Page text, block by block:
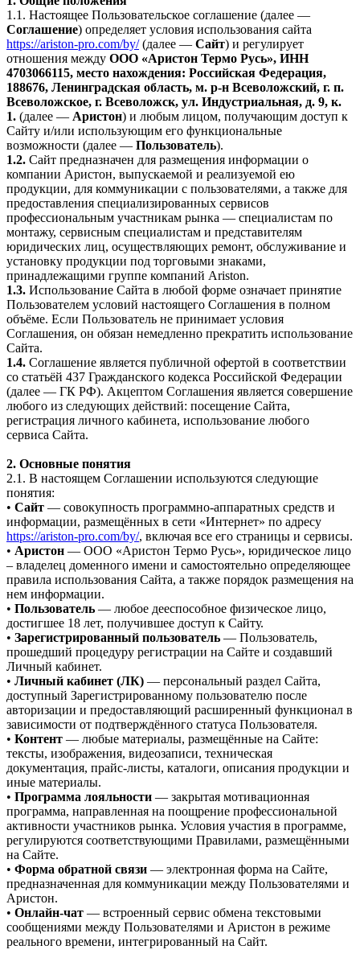
1.1. Настоящее Пользовательское соглашение (далее —
Соглашение) определяет условия использования сайта
https://ariston-pro.com/by/(далее — Сайт) и регулирует
отношения между ООО «Аристон Термо Русь», ИНН
4703066115, место нахождения: Российская Федерация,
188676, Ленинградская область, м. р-н Всеволожский, г. п.
Всеволожское, г. Всеволожск, ул. Индустриальная, д. 9, к.
1. (далее — Аристон) и любым лицом, получающим доступ к
Сайту и/или использующим его функциональные
возможности (далее — Пользователь).
1.2. Сайт предназначен для размещения информации о
компании Аристон, выпускаемой и реализуемой ею
продукции, для коммуникации с пользователями, а также для
предоставления специализированных сервисов
профессиональным участникам рынка — специалистам по
монтажу, сервисным специалистам и представителям
юридических лиц, осуществляющих ремонт, обслуживание и
установку продукции под торговыми знаками,
принадлежащими группе компаний Ariston.
1.3. Использование Сайта в любой форме означает принятие
Пользователем условий настоящего Соглашения в полном
объёме. Если Пользователь не принимает условия
Соглашения, он обязан немедленно прекратить использование
Сайта.
1.4. Соглашение является публичной офертой в соответствии
со статьёй 437 Гражданского кодекса Российской Федерации
(далее — ГК РФ). Акцептом Соглашения является совершение
любого из следующих действий: посещение Сайта,
регистрация личного кабинета, использование любого
сервиса Сайта.
2. Основные понятия
2.1. В настоящем Соглашении используются следующие
понятия:
• Сайт — совокупность программно-аппаратных средств и
информации, размещённых в сети «Интернет» по адресу
https://ariston-pro.com/by/, включая все его страницы и сервисы.
• Аристон — ООО «Аристон Термо Русь», юридическое лицо
– владелец доменного имени и самостоятельно определяющее
правила использования Сайта, а также порядок размещения на
нем информации.
• Пользователь — любое дееспособное физическое лицо,
достигшее 18 лет, получившее доступ к Сайту.
• Зарегистрированный пользователь — Пользователь,
прошедший процедуру регистрации на Сайте и создавший
Личный кабинет.
• Личный кабинет (ЛК) — персональный раздел Сайта,
доступный Зарегистрированному пользователю после
авторизации и предоставляющий расширенный функционал в
зависимости от подтверждённого статуса Пользователя.
• Контент — любые материалы, размещённые на Сайте:
тексты, изображения, видеозаписи, техническая
документация, прайс-листы, каталоги, описания продукции и
иные материалы.
• Программа лояльности — закрытая мотивационная
программа, направленная на поощрение профессиональной
активности участников рынка. Условия участия в программе,
регулируются соответствующими Правилами, размещёнными
на Сайте.
• Форма обратной связи — электронная форма на Сайте,
предназначенная для коммуникации между Пользователями и
Аристон.
• Онлайн-чат — встроенный сервис обмена текстовыми
сообщениями между Пользователями и Аристон в режиме
реального времени, интегрированный на Сайт.